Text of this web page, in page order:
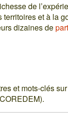
de
et à la
dizaines de
et mots-clés